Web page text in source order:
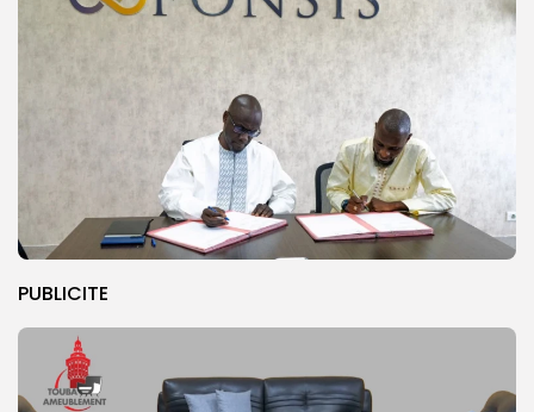
PUBLICITE